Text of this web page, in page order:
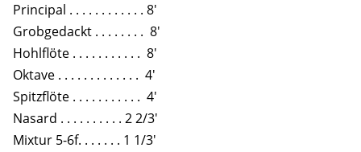
Principal . . . . . . . . . . . . 8'
Grobgedackt . . . . . . . . 8'
Hohlflöte . . . . . . . . . . . 8'
Oktave . . . . . . . . . . . . . 4'
Spitzflöte . . . . . . . . . . . 4'
Nasard . . . . . . . . . . 2 2/3'
Mixtur 5-6f. . . . . . . 1 1/3'